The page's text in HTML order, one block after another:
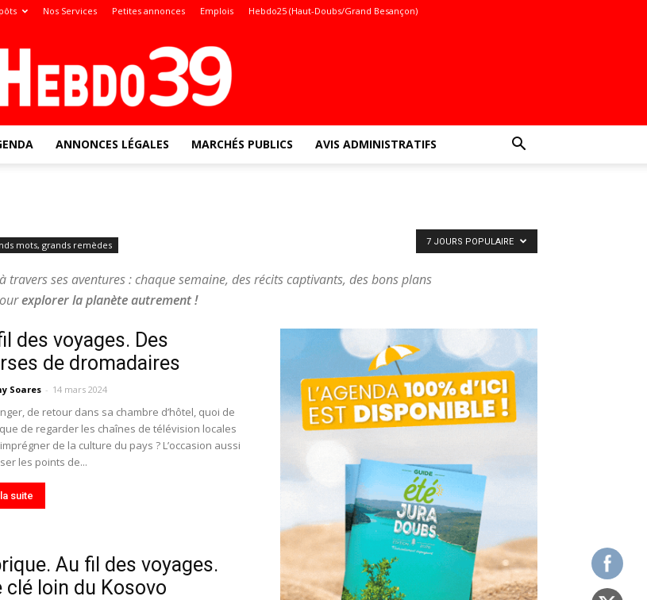
Nos Services Petites annonces Emplois Hebdo25 (Haut-Doubs/Grand Besançon)
toute
ANNONCES LÉGALES MARCHÉS PUBLICS AVIS ADMINISTRATIFS
mots, grands remèdes
à travers ses aventures : chaque semaine, des récits captivants, des bons plans
explorer la planète autrement!
7 JOURS POPULAIRE
des voyages. Des
de dromadaires
Soares - 14 mars 2024
de retour dans sa chambre d’hôtel, quoi de
de regarder les chaînes de télévision locales
de la culture du pays ? L’occasion aussi
les points de...
suite
Au fil des voyages.
clé loin du Kosovo